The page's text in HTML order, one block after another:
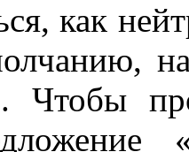
как
. Чтобы